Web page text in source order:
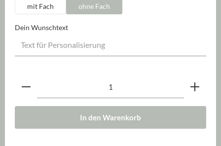
mit Fach ohne Fach
Dein Wunschtext
Produkt Anzahl: Gib den gewünschten Wert ein
In den Warenkorb